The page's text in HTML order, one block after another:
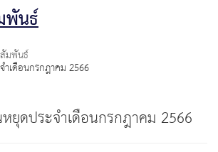
พันธ์
มพันธ์
เดือนกรกฎาคม 2566
ยุดประจำเดือนกรกฎาคม 2566